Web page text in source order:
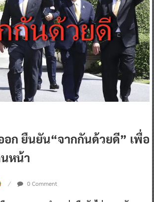
อก ยืนยัน“จากกันด้วยดี” เพื่อ
นหน้า
0 Comment